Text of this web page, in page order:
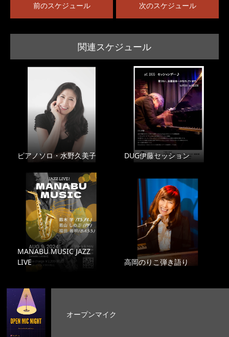
前のスケジュール 次のスケジュール
関連スケジュール
ピアノソロ・水野久美子 DUG伊藤セッション
MANABU MUSIC JAZZ
LIVE
高岡のりこ弾き語り
ープンマイク